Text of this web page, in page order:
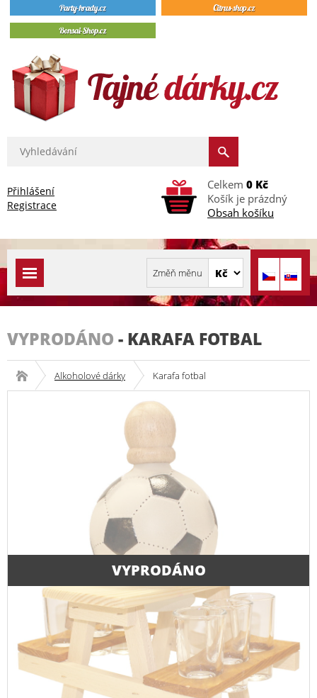
Přihlášení
Registrace
Celkem 0 Kč
Košík je prázdný
Obsah košíku
VYPRODÁNO - KARAFA FOTBAL
Alkoholové dárky Karafa fotbal
VYPRODÁNO